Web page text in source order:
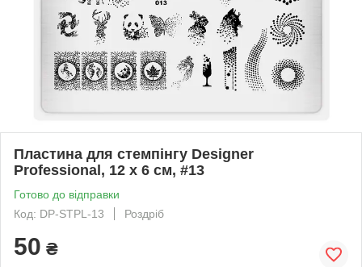
Пластина для стемпінгу Designer
Professional, 12 х 6 см, #13
Готово до відправки
Код: DP-STPL-13
Роздріб
50 ₴